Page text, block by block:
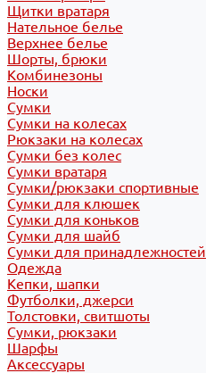
Щитки вратаря
Нательное белье
Верхнее белье
Шорты, брюки
Комбинезоны
Носки
Сумки
Сумки на колесах
Рюкзаки на колесах
Сумки без колес
Сумки вратаря
Сумки/рюкзаки спортивные
Сумки для клюшек
Сумки для коньков
Сумки для шайб
Сумки для принадлежностей
Одежда
Кепки, шапки
Футболки, джерси
Толстовки, свитшоты
Сумки, рюкзаки
Шарфы
Аксессуары